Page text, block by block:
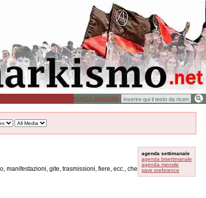
ricerca avanzata
agenda settimanale
agenda bisettimanale
agenda mensile
save preference
manifestazioni, gite, trasmissioni, fiere, ecc., che